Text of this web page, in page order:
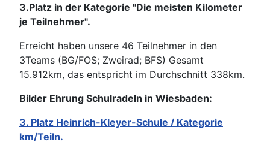
3.Platz in der Kategorie "Die meisten Kilometer
je Teilnehmer".
Erreicht haben unsere 46 Teilnehmer in den
3Teams (BG/FOS; Zweirad; BFS) Gesamt
15.912km, das entspricht im Durchschnitt 338km.
Bilder Ehrung Schulradeln in Wiesbaden:
3. Platz Heinrich-Kleyer-Schule / Kategorie
km/Teiln.